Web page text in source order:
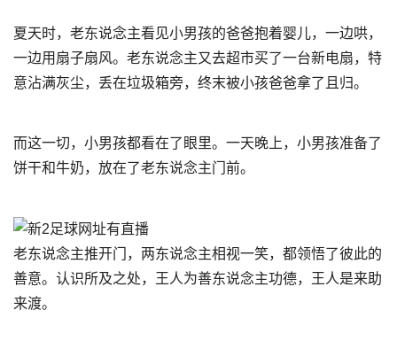
夏天时，老东说念主看见小男孩的爸爸抱着婴儿，一边哄，
一边用扇子扇风。老东说念主又去超市买了一台新电扇，特
意沾满灰尘，丢在垃圾箱旁，终末被小孩爸爸拿了且归。
而这一切，小男孩都看在了眼里。一天晚上，小男孩准备了
饼干和牛奶，放在了老东说念主门前。
老东说念主推开门，两东说念主相视一笑，都领悟了彼此的
善意。认识所及之处，王人为善东说念主功德，王人是来助
来渡。